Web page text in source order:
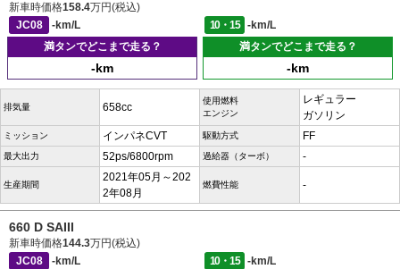
新車時価格158.4万円(税込)
JC08
-km/L 10・15
-km/L
満タンでどこまで走る？
-km
満タンでどこまで走る？
-km
排気量 658cc
使用燃料
エンジン
レギュラー
ガソリン
ミッション インパネCVT 駆動方式 FF
最大出力 52ps/6800rpm 過給器（ターボ） -
生産期間
2021年05月～202
2年08月
燃費性能 -
660 D SAIII
新車時価格144.3万円(税込)
JC08
-km/L 10・15
-km/L